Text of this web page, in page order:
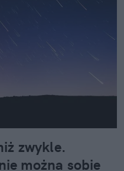
zwykle.
można sobie